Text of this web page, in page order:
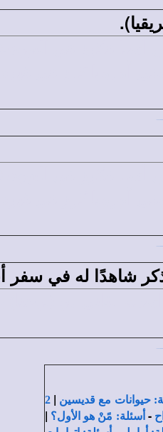
شاهدًا له في سفر
حيوانات مع قديسين |
2
- أسئلة: مًنْ هو الأول؟ |